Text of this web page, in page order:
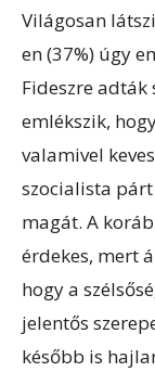
Világosan
en (37%) úgy
Fideszre adták
emlékszik,
valamivel
szocialista
magát. A
érdekes, mert
hogy a
jelentős
később is